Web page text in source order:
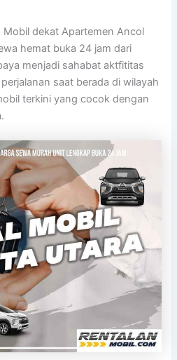
Mobil dekat Apartemen Ancol
hemat buka 24 jam dari
menjadi sahabat aktfititas
saat berada di wilayah
terkini yang cocok dengan